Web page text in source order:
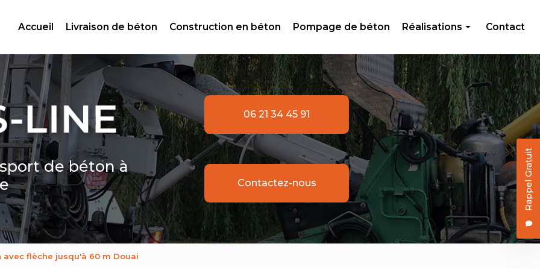
Rappel Gratuit
Accueil
Livraison de béton Construction en béton Pompage de béton Réalisations
Livraison de béton
Création en béton
Pompage de béton
Contact
de béton à
06 21 34 45 91
Contactez-nous
avec flèche jusqu'à 60 m Douai